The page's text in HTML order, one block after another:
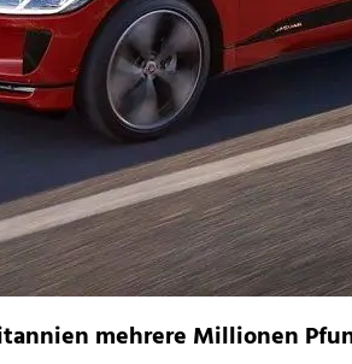
mehrere Millionen